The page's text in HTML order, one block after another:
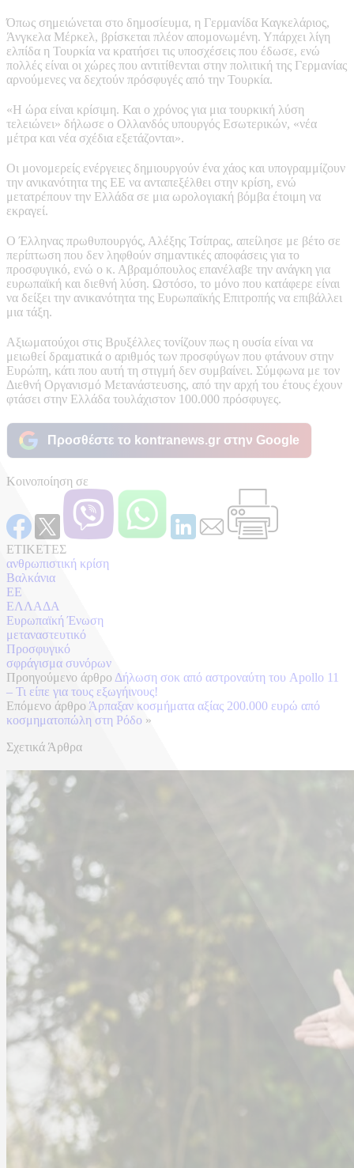
Όπως σημειώνεται στο δημοσίευμα, η Γερμανίδα Καγκελάριος,
Άνγκελα Μέρκελ, βρίσκεται πλέον απομονωμένη. Υπάρχει λίγη
ελπίδα η Τουρκία να κρατήσει τις υποσχέσεις που έδωσε, ενώ
πολλές είναι οι χώρες που αντιτίθενται στην πολιτική της Γερμανίας
αρνούμενες να δεχτούν πρόσφυγές από την Τουρκία.
«Η ώρα είναι κρίσιμη. Και ο χρόνος για μια τουρκική λύση
τελειώνει» δήλωσε ο Ολλανδός υπουργός Εσωτερικών, «νέα
μέτρα και νέα σχέδια εξετάζονται».
Οι μονομερείς ενέργειες δημιουργούν ένα χάος και υπογραμμίζουν
την ανικανότητα της ΕΕ να ανταπεξέλθει στην κρίση, ενώ
μετατρέπουν την Ελλάδα σε μια ωρολογιακή βόμβα έτοιμη να
εκραγεί.
Ο Έλληνας πρωθυπουργός, Αλέξης Τσίπρας, απείλησε με βέτο σε
περίπτωση που δεν ληφθούν σημαντικές αποφάσεις για το
προσφυγικό, ενώ ο κ. Αβραμόπουλος επανέλαβε την ανάγκη για
ευρωπαϊκή και διεθνή λύση. Ωστόσο, το μόνο που κατάφερε είναι
να δείξει την ανικανότητα της Ευρωπαϊκής Επιτροπής να επιβάλλει
μια τάξη.
Αξιωματούχοι στις Βρυξέλλες τονίζουν πως η ουσία είναι να
μειωθεί δραματικά ο αριθμός των προσφύγων που φτάνουν στην
Ευρώπη, κάτι που αυτή τη στιγμή δεν συμβαίνει. Σύμφωνα με τον
Διεθνή Οργανισμό Μετανάστευσης, από την αρχή του έτους έχουν
φτάσει στην Ελλάδα τουλάχιστον 100.000 πρόσφυγες.
Προσθέστε το kontranews.gr στην Google
Κοινοποίηση σε
ΕΤΙΚΕΤΕΣ
ανθρωπιστική κρίση
Βαλκάνια
ΕΕ
ΕΛΛΑΔΑ
Ευρωπαϊκή Ένωση
μεταναστευτικό
Προσφυγικό
σφράγισμα συνόρων
Προηγούμενο άρθρο Δήλωση σοκ από αστροναύτη του Apollo 11
– Τι είπε για τους εξωγήινους!
Επόμενο άρθρο Άρπαξαν κοσμήματα αξίας 200.000 ευρώ από
κοσμηματοπώλη στη Ρόδο »
Σχετικά Άρθρα